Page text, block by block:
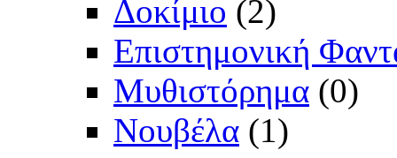
Δοκίμιο (2)
Επιστημονική
Μυθιστόρημα (0)
Νουβέλα (1)